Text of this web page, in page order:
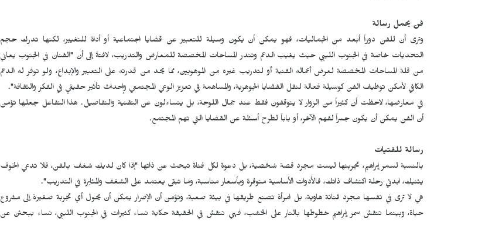
فن يحمل رسالة
وترى أن للفن دوراً أبعد من الجماليات، فهو يمكن أن يكون وسيلة للتعبير عن قضايا اجتماعية أو أداة للتغيير، لكنها تدرك حجم
التحديات خاصة في الجنوب الليبي حيث يغيب الدعم وتندر المساحات المخصصة للمعارض والتدريب، لافتةً إلى أن "الفنان في الجنوب يعاني
من قلة المساحات المخصصة لعرض أعماله الفنية أو لتدريب غيره من الموهوبين، مما يحد من قدرته على التعبير والإبداع، ولو توفر له الدعم
الكافي لأمكن توظيف الفن كوسيلة فعالة لنقل القضايا الجوهرية، والمساهمة في تعزيز الوعي المجتمعي وإحداث تأثير حقيقي في الفكر والثقافة".
في معارضها، لاحظت أن كثيراً من الزوار لا يتوقفون فقط عند جمال اللوحة، بل يتساءلون عن التقنية والتفاصيل. هذا التفاعل جعلها تؤمن
أن الفن يمكن أن يكون جسراً لفهم الآخر، أو باباً لطرح أسئلة عن القضايا التي تهم المجتمع.
رسالة للفتيات
بالنسبة لسمر إبراهيم، تجربتها ليست مجرد قصة شخصية، بل دعوة لكل فتاة تبحث عن ذاتها "إذا كان لديكِ شغف بالفن، فلا تدعي الخوف
يثنيكِ، ابدئي رحلة اكتشاف ذاتك، فالأدوات الأساسية متوفرة وبأسعار مناسبة، وما تبقى يعتمد على الشغف والمثابرة في التدريب".
هي لا ترى في نفسها مجرد فنانة هاوية، بل امرأة تصنع طريقها في بيئة صعبة، وتؤمن أن الإصرار يمكن أن يحول أي تجربة صغيرة إلى مشروع
حياة، وبينما تنقش سمر إبراهيم خطوطها بالنار على الخشب، فهي تنقش في الحقيقة حكاية نساء كثيرات في الجنوب الليبي، نساء يبحثن عن